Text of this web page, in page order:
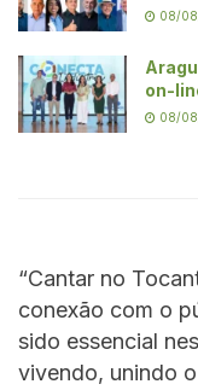
08/
on-
08/
“Cantar no
conexão com o
sido essencial
vivendo, unindo